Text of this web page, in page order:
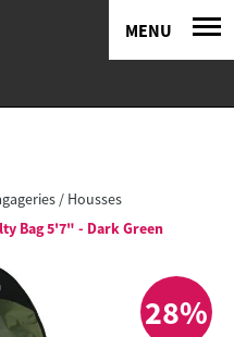
MENU
/ Housses
Bag 5'7" - Dark Green
28%